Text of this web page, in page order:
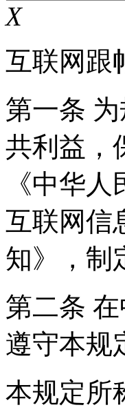
X
互联网跟
第一条
共利益，
《中华
互联网信
知》，制
第二条
遵守本规
本规定所